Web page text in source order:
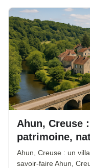
Ahun, Creuse
patrimoine,
Ahun, Creuse : un
savoir-faire Ahun,